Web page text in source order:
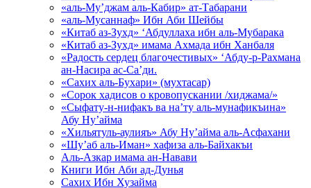
«аль-Му’джам аль-Кабир» ат-Табарани
«аль-Мусаннаф» Ибн Аби Шейбы
«Китаб аз-Зухд» ‘Абдуллаха ибн аль-Мубарака
«Китаб аз-Зухд» имама Ахмада ибн Ханбаля
«Радость сердец благочестивых» ‘Абду-р-Рахмана
ан-Насира ас-Са’ди.
«Сахих аль-Бухари» (мухтасар)
«Сорок хадисов о кровопускании /хиджама/»
«Сыфату-н-нифакъ ва на’ту аль-мунафикъина»
Абу Ну’айма
«Хильятуль-аулияъ» Абу Ну’айма аль-Асфахани
«Шу’аб аль-Иман» хафиза аль-Байхакъи
Аль-Азкар имама ан-Навави
Книги Ибн Аби ад-Дунья
Сахих Ибн Хузайма